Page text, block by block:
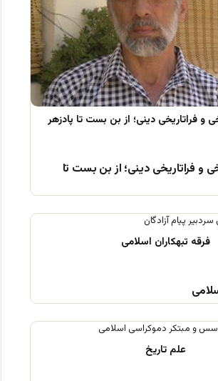
و فراتاریخی دینی؛ از بن بست تا